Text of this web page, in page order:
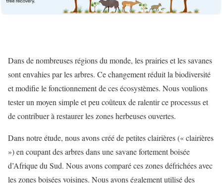
Dans de nombreuses régions du monde, les prairies et les savanes
sont envahies par les arbres. Ce changement réduit la biodiversité
et modifie le fonctionnement de ces écosystèmes. Nous voulions
tester un moyen simple et peu coûteux de ralentir ce processus et
de contribuer à restaurer les zones herbeuses ouvertes.
Dans notre étude, nous avons créé de petites clairières (« clairières
») en coupant des arbres dans une savane fortement boisée
d’Afrique du Sud. Nous avons comparé ces zones défrichées avec
les zones boisées voisines. Nous avons également utilisé des